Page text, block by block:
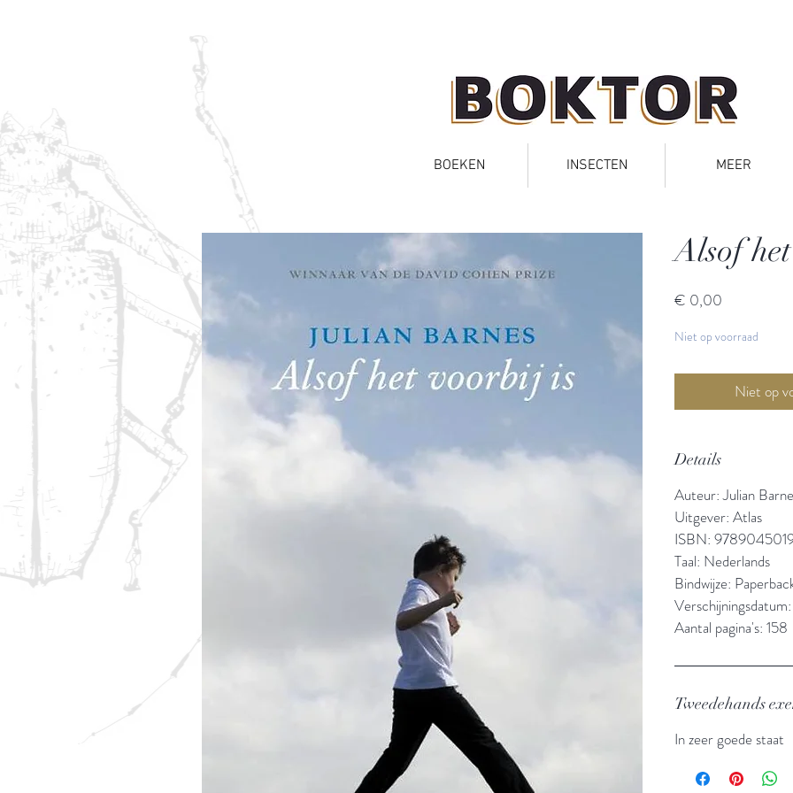
BOEKEN INSECTEN MEER
Alsof
€ 0,00
Niet op voorraad
Details
Auteur: Julian
Uitgever: Atlas
ISBN:
Taal: Nederlands
Bindwijze:
Verschijningsdatum:
Aantal pagina's: 158
Tweedehands
In zeer goede staat